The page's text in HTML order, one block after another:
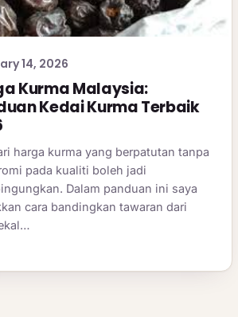
14, 2026
Kurma Malaysia:
Kedai Kurma Terbaik
harga kurma yang berpatutan tanpa
pada kualiti boleh jadi
Dalam panduan ini saya
cara bandingkan tawaran dari